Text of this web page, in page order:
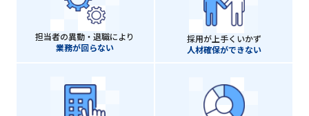
担当者の異動・退職により
業務が回らない
採用が上手くいかず
人材確保ができない